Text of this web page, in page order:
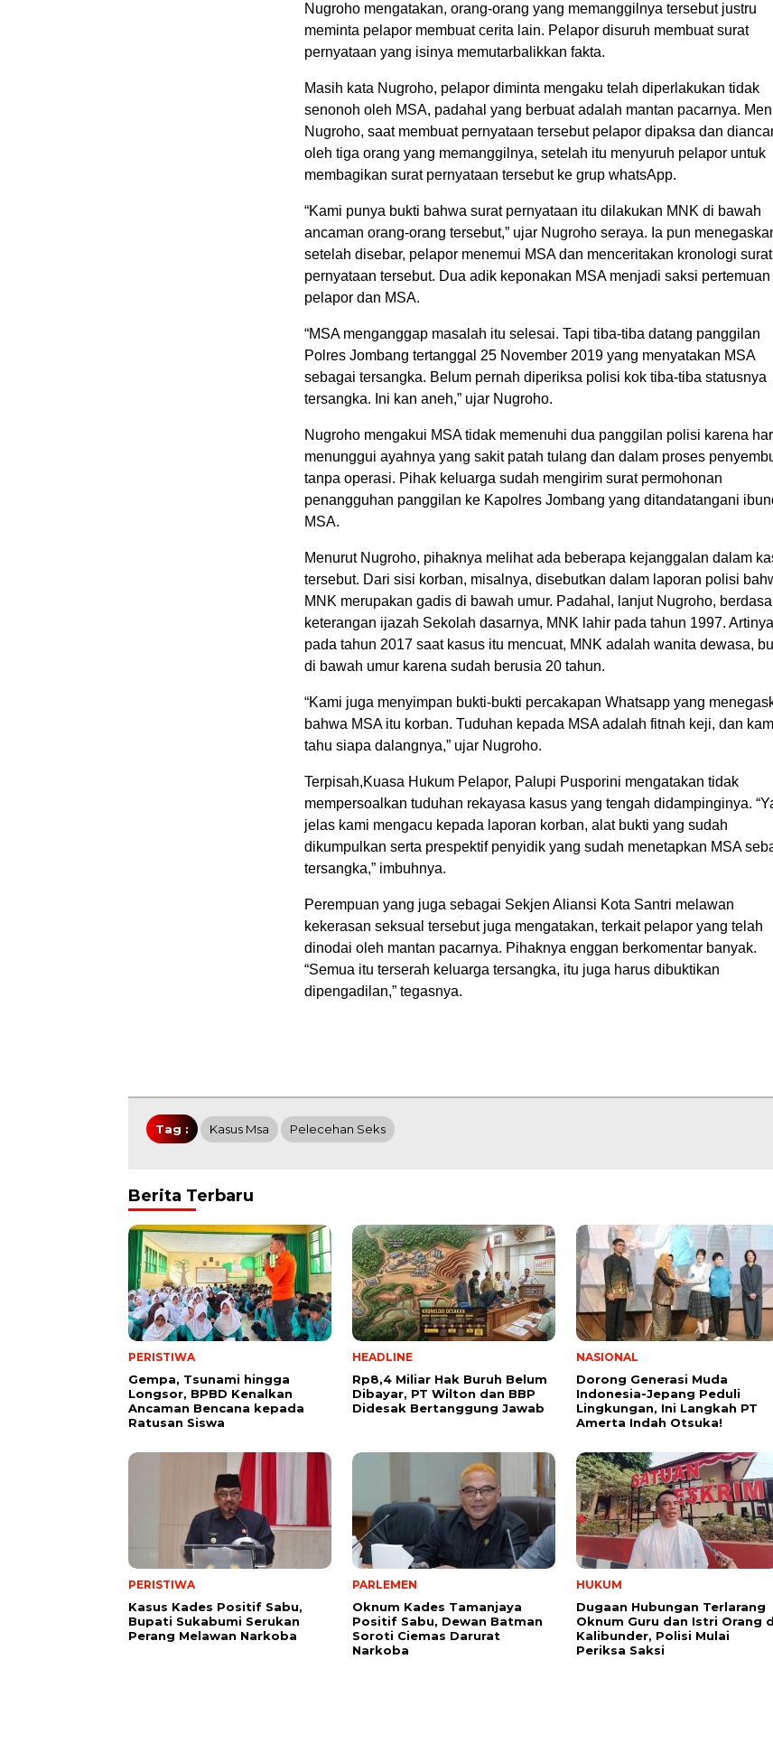
Nugroho mengatakan, orang-orang yang memanggilnya tersebut justru
meminta pelapor membuat cerita lain. Pelapor disuruh membuat surat
pernyataan yang isinya memutarbalikkan fakta.
Masih kata Nugroho, pelapor diminta mengaku telah diperlakukan tidak
senonoh oleh MSA, padahal yang berbuat adalah mantan pacarnya.
Nugroho, saat membuat pernyataan tersebut pelapor dipaksa dan
oleh tiga orang yang memanggilnya, setelah itu menyuruh pelapor untuk
membagikan surat pernyataan tersebut ke grup whatsApp.
“Kami punya bukti bahwa surat pernyataan itu dilakukan MNK di bawah
ancaman orang-orang tersebut,” ujar Nugroho seraya. Ia pun
setelah disebar, pelapor menemui MSA dan menceritakan kronologi surat
pernyataan tersebut. Dua adik keponakan MSA menjadi saksi pertemuan
pelapor dan MSA.
“MSA menganggap masalah itu selesai. Tapi tiba-tiba datang panggilan
Polres Jombang tertanggal 25 November 2019 yang menyatakan MSA
sebagai tersangka. Belum pernah diperiksa polisi kok tiba-tiba statusnya
tersangka. Ini kan aneh,” ujar Nugroho.
Nugroho mengakui MSA tidak memenuhi dua panggilan polisi karena
menunggui ayahnya yang sakit patah tulang dan dalam proses
tanpa operasi. Pihak keluarga sudah mengirim surat permohonan
penangguhan panggilan ke Kapolres Jombang yang ditandatangani
MSA.
Menurut Nugroho, pihaknya melihat ada beberapa kejanggalan dalam
tersebut. Dari sisi korban, misalnya, disebutkan dalam laporan polisi
MNK merupakan gadis di bawah umur. Padahal, lanjut Nugroho,
keterangan ijazah Sekolah dasarnya, MNK lahir pada tahun 1997.
pada tahun 2017 saat kasus itu mencuat, MNK adalah wanita dewasa,
di bawah umur karena sudah berusia 20 tahun.
“Kami juga menyimpan bukti-bukti percakapan Whatsapp yang
bahwa MSA itu korban. Tuduhan kepada MSA adalah fitnah keji, dan
tahu siapa dalangnya,” ujar Nugroho.
Terpisah,Kuasa Hukum Pelapor, Palupi Pusporini mengatakan tidak
mempersoalkan tuduhan rekayasa kasus yang tengah didampinginya.
jelas kami mengacu kepada laporan korban, alat bukti yang sudah
dikumpulkan serta prespektif penyidik yang sudah menetapkan MSA
tersangka,” imbuhnya.
Perempuan yang juga sebagai Sekjen Aliansi Kota Santri melawan
kekerasan seksual tersebut juga mengatakan, terkait pelapor yang telah
dinodai oleh mantan pacarnya. Pihaknya enggan berkomentar banyak.
“Semua itu terserah keluarga tersangka, itu juga harus dibuktikan
dipengadilan,” tegasnya.
Tag : Kasus Msa Pelecehan Seks
Berita Terbaru
PERISTIWA
Gempa, Tsunami hingga
Longsor, BPBD Kenalkan
Ancaman Bencana kepada
Ratusan Siswa
HEADLINE
Rp8,4 Miliar Hak Buruh Belum
Dibayar, PT Wilton dan BBP
Didesak Bertanggung Jawab
NASIONAL
Dorong Generasi Muda
Indonesia-Jepang Peduli
Lingkungan, Ini Langkah PT
Amerta Indah Otsuka!
PERISTIWA
Kasus Kades Positif Sabu,
Bupati Sukabumi Serukan
Perang Melawan Narkoba
PARLEMEN
Oknum Kades Tamanjaya
Positif Sabu, Dewan Batman
Soroti Ciemas Darurat
Narkoba
HUKUM
Dugaan Hubungan Terlarang
Oknum Guru dan Istri Orang
Kalibunder, Polisi Mulai
Periksa Saksi